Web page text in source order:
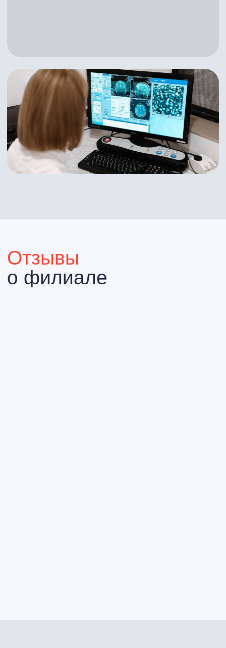
Политика конфиденциальности
Услуги
Врачи
Контакты
Новости
ИМЕЮТСЯ ПРОТИВОПОКАЗАНИЯ
НЕОБХОДИМА КОНСУЛЬТАЦИЯ
СПЕЦИАЛИСТА